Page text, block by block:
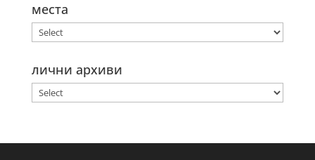
места
лични архиви